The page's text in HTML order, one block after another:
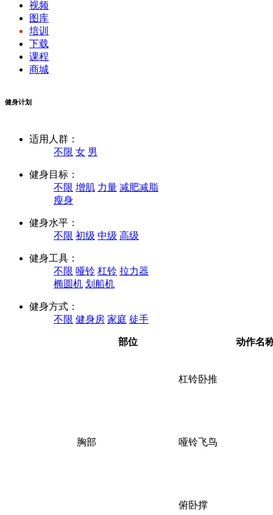
视频
图库
培训
下载
课程
商城
健身计划
适用人群：
不限 女 男
健身目标：
不限 增肌 力量 减肥减脂
瘦身
健身水平：
不限 初级 中级 高级
健身工具：
不限 哑铃 杠铃 拉力器
椭圆机 划船机
健身方式：
不限 健身房 家庭 徒手
部位 动作名
胸部
杠铃卧推
哑铃飞鸟
俯卧撑